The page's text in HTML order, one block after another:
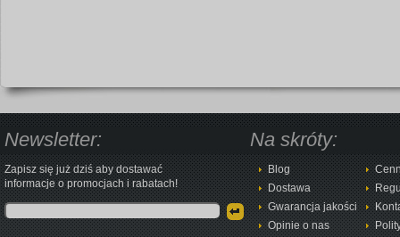
Newsletter:
Zapisz się już dziś aby dostawać
informacje o promocjach i rabatach!
Na skróty:
Blog
Dostawa
Gwarancja jakości
Opinie o nas